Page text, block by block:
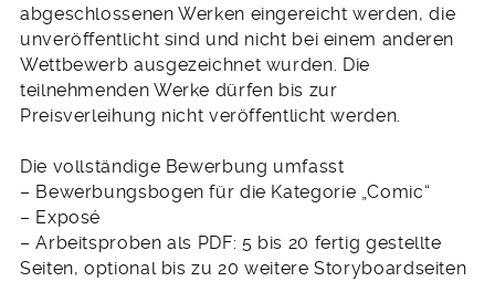
abgeschlossenen Werken eingereicht werden, die
unveröffentlicht sind und nicht bei einem anderen
Wettbewerb ausgezeichnet wurden. Die
teilnehmenden Werke dürfen bis zur
Preisverleihung nicht veröffentlicht werden.
Die vollständige Bewerbung umfasst
– Bewerbungsbogen für die Kategorie „Comic“
– Exposé
– Arbeitsproben als PDF: 5 bis 20 fertig gestellte
Seiten, optional bis zu 20 weitere Storyboardseiten